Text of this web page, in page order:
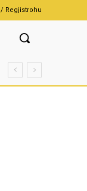
/ Regjistrohu